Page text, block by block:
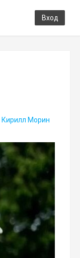
Вход
Кирилл Морин